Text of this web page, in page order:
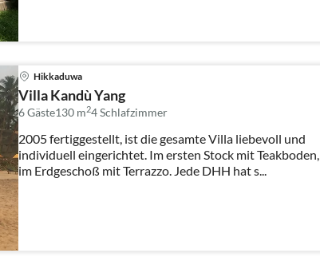
Hikkaduwa
Villa Kandù Yang
6 Gäste130 m24Schlafzimmer
2005 fertiggestellt, ist die gesamte Villa liebevoll und
individuell eingerichtet. Im ersten Stock mit Teakboden,
im Erdgeschoß mit Terrazzo. Jede DHH hat s...